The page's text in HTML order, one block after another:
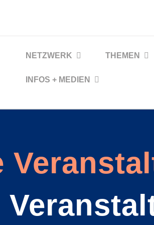
NETZWERK THEMEN
INFOS + MEDIEN